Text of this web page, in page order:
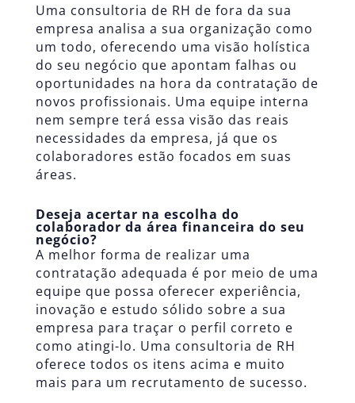
Uma consultoria de RH de fora da sua
empresa analisa a sua organização como
um todo, oferecendo uma visão holística
do seu negócio que apontam falhas ou
oportunidades na hora da contratação de
novos profissionais. Uma equipe interna
nem sempre terá essa visão das reais
necessidades da empresa, já que os
colaboradores estão focados em suas
áreas.
Deseja acertar na escolha do
colaborador da área financeira do seu
negócio?
A melhor forma de realizar uma
contratação adequada é por meio de uma
equipe que possa oferecer experiência,
inovação e estudo sólido sobre a sua
empresa para traçar o perfil correto e
como atingi-lo. Uma consultoria de RH
oferece todos os itens acima e muito
mais para um recrutamento de sucesso.